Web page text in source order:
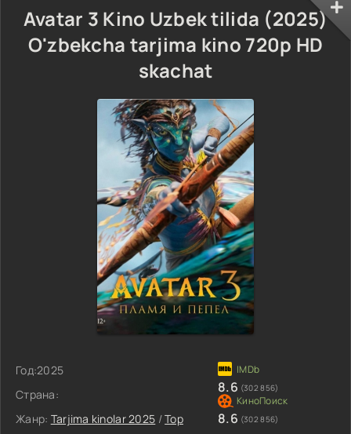
Avatar 3 Kino Uzbek tilida (2025)
O'zbekcha tarjima kino 720p HD
skachat
Год:2025
Страна:
Жанр: Tarjima kinolar 2025 /Top
8.6 (302 856)
8.6 (302 856)